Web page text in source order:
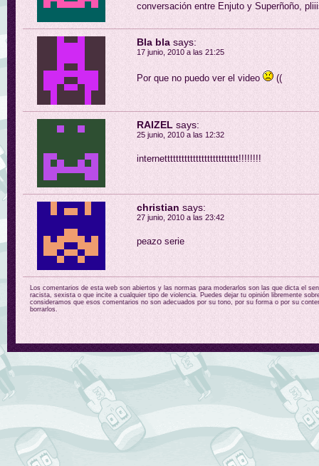
conversación entre Enjuto y Superñoño,
Bla bla says:
17 junio, 2010 a las 21:25
Por que no puedo ver el video ((
RAIZEL says:
25 junio, 2010 a las 12:32
internetttttttttttttttttttttttttt!!!!!!!!
christian says:
27 junio, 2010 a las 23:42
peazo serie
Los comentarios de esta web son abiertos y las normas para moderarlos son las que dicta el
racista, sexista o que incite a cualquier tipo de violencia. Puedes dejar tu opinión libremente
consideramos que esos comentarios no son adecuados por su tono, por su forma o por su
borrarlos.